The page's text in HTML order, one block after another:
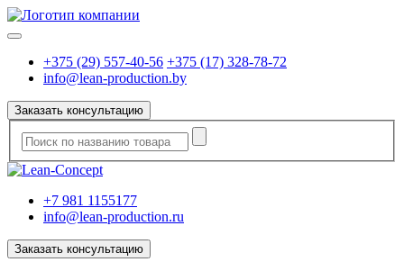
+375 (29) 557-40-56 +375 (17) 328-78-72
info@lean-production.by
Заказать консультацию
+7 981 1155177
info@lean-production.ru
Заказать консультацию